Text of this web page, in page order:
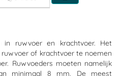
in ruwvoer en krachtvoer. Het
of krachtvoer te noemen
Ruwvoeders moeten namelijk
minimaal 8 mm. De meest